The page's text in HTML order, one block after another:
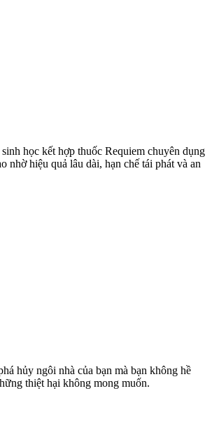
học kết hợp thuốc Requiem chuyên dụng
nhờ hiệu quả lâu dài, hạn chế tái phát và an
hủy ngôi nhà của bạn mà bạn không hề
thiệt hại không mong muốn.